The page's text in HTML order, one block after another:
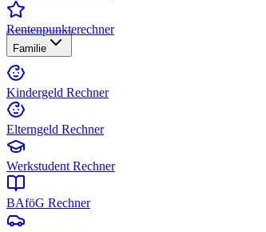
Rentenpunkterechner
Familie
Kindergeld Rechner
Elterngeld Rechner
Werkstudent Rechner
BAföG Rechner